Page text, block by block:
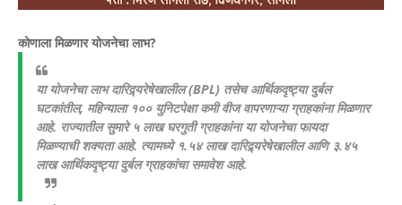
कोणाला मिळणार योजनेचा लाभ?
या योजनेचा लाभ दारिद्र्यरेषेखालील (BPL) तसेच आर्थिकदृष्ट्या दुर्बल
घटकांतील, महिन्याला १०० युनिटपेक्षा कमी वीज वापरणाऱ्या ग्राहकांना मिळणार
आहे. राज्यातील सुमारे ५ लाख घरगुती ग्राहकांना या योजनेचा फायदा
मिळण्याची शक्यता आहे. त्यामध्ये १.५४ लाख दारिद्र्यरेषेखालील आणि ३.४५
लाख आर्थिकदृष्ट्या दुर्बल ग्राहकांचा समावेश आहे.